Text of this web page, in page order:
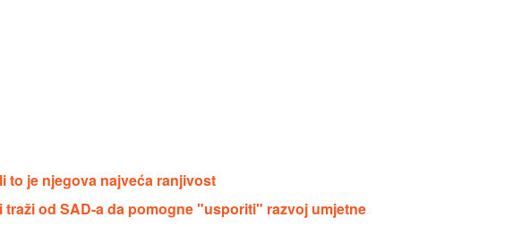
to je njegova najveća ranjivost
traži od SAD-a da pomogne "usporiti" razvoj umjetne